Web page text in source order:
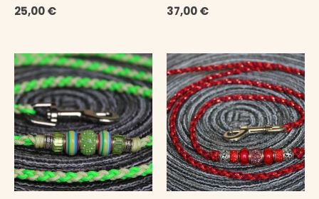
25,00€ 37,00€